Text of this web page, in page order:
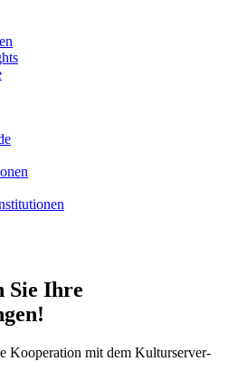
Sie Ihre
Kooperation mit dem Kulturserver-